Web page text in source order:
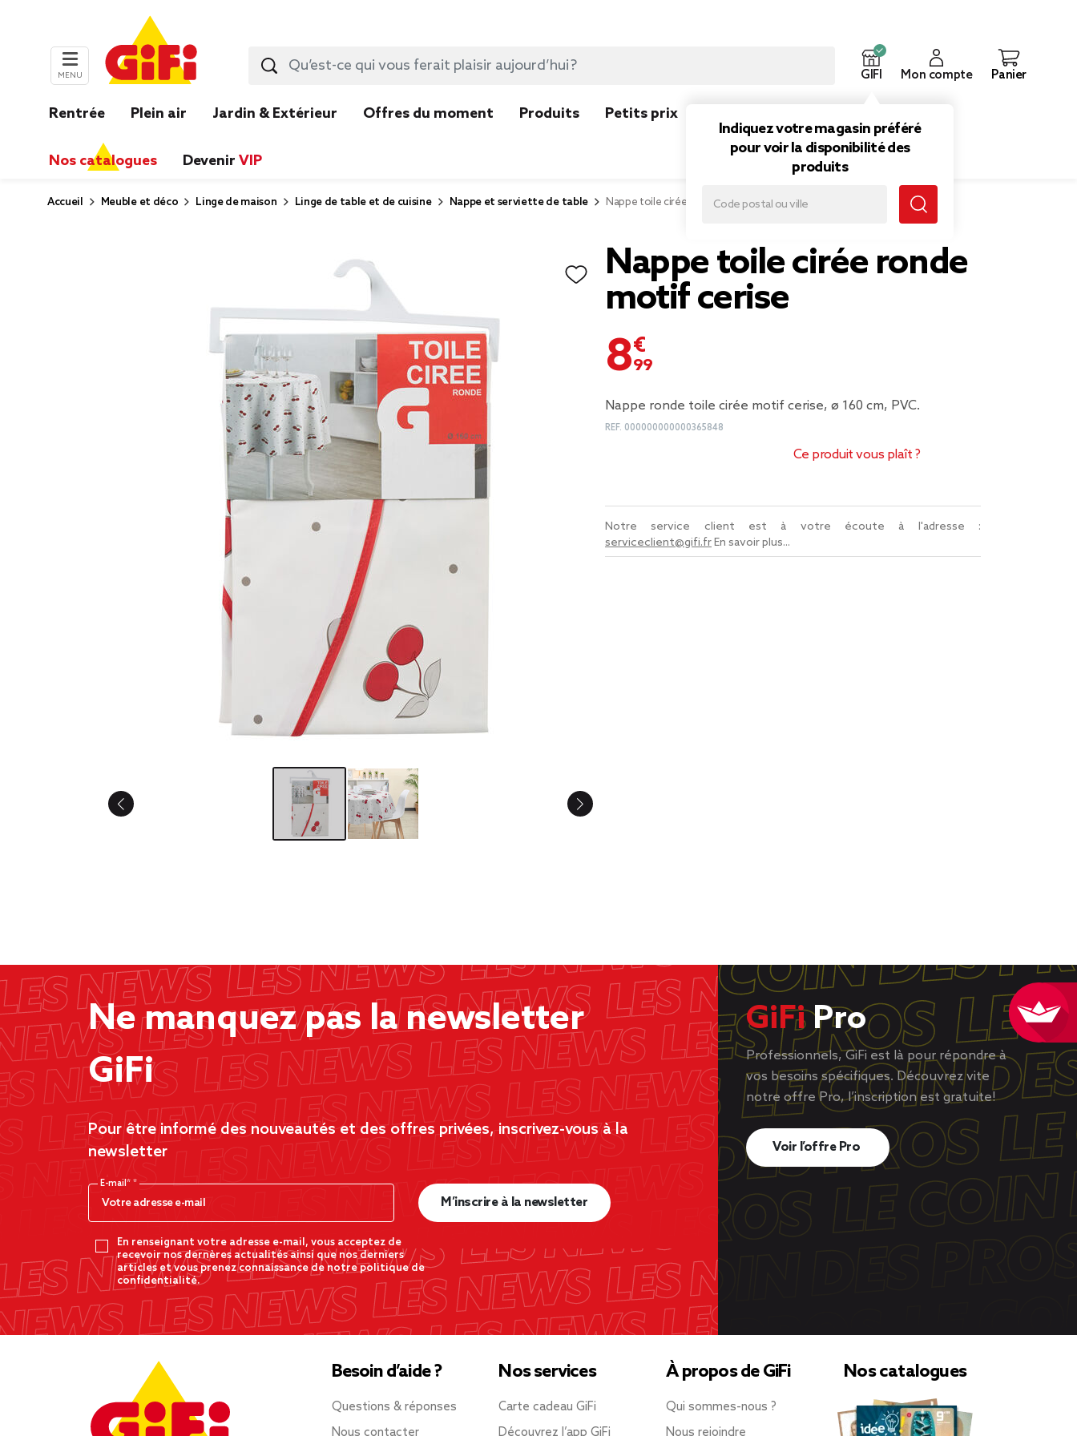
MENU GIFI
Indiquez votre magasin préféré
pour voir la disponibilité des
produits
Mon compte Panier
Rentrée Plein air Jardin & Extérieur Offres du moment Produits Petits prix
Nos catalogues Devenir VIP
Accueil Meuble et déco Linge de maison Linge de table et de cuisine Nappe et serviette de table Nappe toile cirée ronde motif cerise
Nappe toile cirée ronde
motif cerise
8,99 €
Nappe ronde toile cirée motif cerise, ø 160 cm, PVC.
REF. 000000000000365848
Ce produit vous plaît ?
Notre service client est à votre écoute à l'adresse :
serviceclient@gifi.frEn savoir plus...
Ne manquez pas la newsletter
GiFi
Pour être informé des nouveautés et des offres privées, inscrivez-vous à la
newsletter
E-mail*
En renseignant votre adresse e-mail, vous acceptez de
recevoir nos dernères actualités ainsi que nos derniers
articles et vous prenez connaissance de notre politique de
confidentialité.
M’inscrire à la newsletter
GiFiPro
Professionnels, GiFi est là pour répondre à
vos besoins spécifiques. Découvrez vite
notre offre Pro, l’inscription est gratuite!
Voir l’offre Pro
Besoin d’aide ?
Questions & réponses
Nous contacter
Nos services
Carte cadeau GiFi
Découvrez l’app GiFi
À propos de GiFi
Qui sommes-nous ?
Nous rejoindre
Nos catalogues